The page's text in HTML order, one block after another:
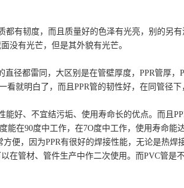
都有韧度，而且质量好的色泽有光亮，别的另
没有光芒，但是其外貌有光芒。
直径都雷同，大区别是在管壁厚度，PPR管厚，
看就明白了，而且PPR管的韧性好，在同管径下
能好、不宜结污垢、使用寿命长的优点。而且
能在90度中工作，在7O度中工作，使用寿命能
方便，因为PPR有很好的焊接性能，无论是热
在管材、管件生产中作二次使用。而PVC管是